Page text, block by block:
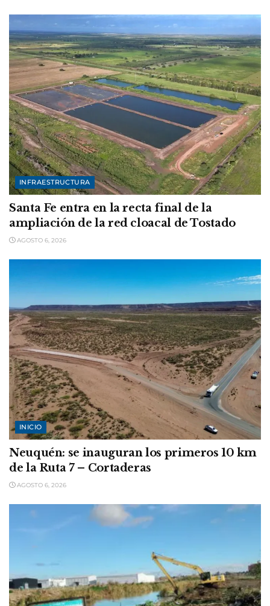
INFRAESTRUCTURA
Santa Fe entra en la recta final de la
ampliación de la red cloacal de Tostado
AGOSTO 6, 2026
INICIO
Neuquén: se inauguran los primeros 10 km
de la Ruta 7 – Cortaderas
AGOSTO 6, 2026